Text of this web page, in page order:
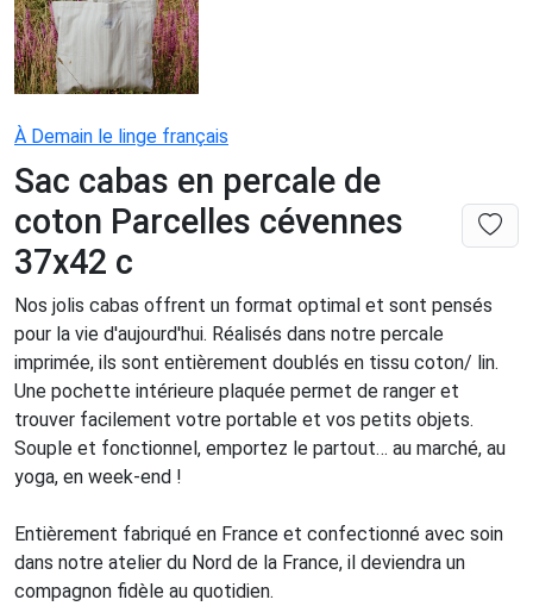
À Demain le linge français
Sac cabas en percale de
coton Parcelles cévennes
37x42 c
Nos jolis cabas offrent un format optimal et sont pensés
pour la vie d'aujourd'hui. Réalisés dans notre percale
imprimée, ils sont entièrement doublés en tissu coton/ lin.
Une pochette intérieure plaquée permet de ranger et
trouver facilement votre portable et vos petits objets.
Souple et fonctionnel, emportez le partout… au marché, au
yoga, en week-end !
Entièrement fabriqué en France et confectionné avec soin
dans notre atelier du Nord de la France, il deviendra un
compagnon fidèle au quotidien.